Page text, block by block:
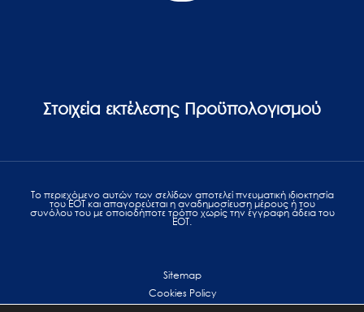
Στοιχεία εκτέλεσης Προϋπολογισμού
Το περιεχόμενο αυτών των σελίδων αποτελεί πvευματική ιδιοκτησία
του ΕΟΤ και απαγορεύεται η αναδημοσίευση μέρους ή του
συνόλου του με οποιοδήποτε τρόπο χωρίς την έγγραφη άδεια του
ΕΟΤ.
Sitemap
Cookies Policy